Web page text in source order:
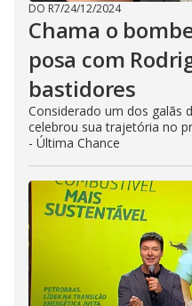
DO R7/24/12/2024
Chama o
posa com
bastidores
Considerado um dos galãs
celebrou sua trajetória no
- Última Chance